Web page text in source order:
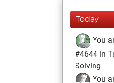
Today
You
#4644 in
Solving
You